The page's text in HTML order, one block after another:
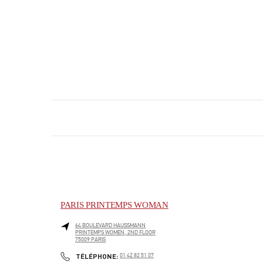
PARIS PRINTEMPS WOMAN
64 BOULEVARD HAUSSMANN
PRINTEMPS WOMEN, 2ND FLOOR
75009PARIS
TÉLÉPHONE: PHONE
01 42 82 51 07